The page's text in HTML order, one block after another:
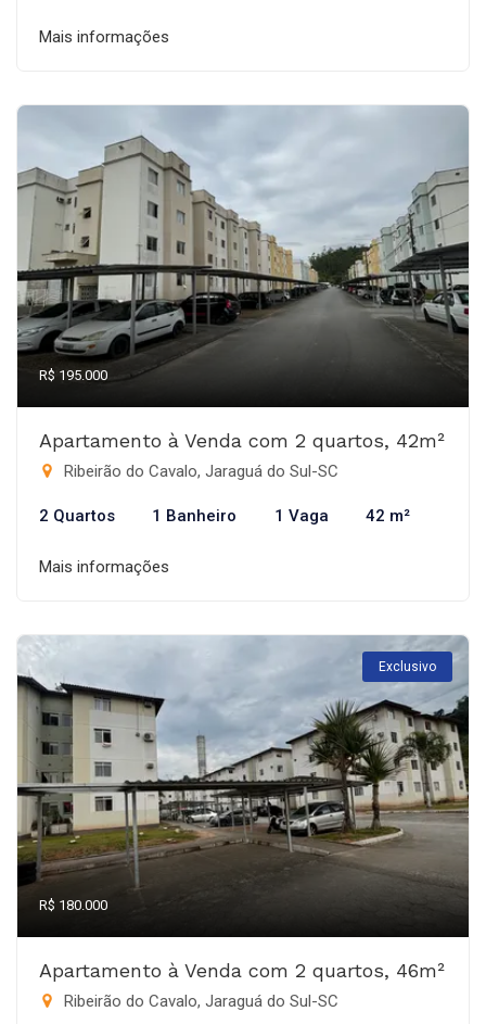
Mais informações
R$ 195.000
Apartamento à Venda com 2 quartos, 42m²
Ribeirão do Cavalo, Jaraguá do Sul-SC
2 Quartos 1 Banheiro 1 Vaga 42 m²
Mais informações
Exclusivo
R$ 180.000
Apartamento à Venda com 2 quartos, 46m²
Ribeirão do Cavalo, Jaraguá do Sul-SC